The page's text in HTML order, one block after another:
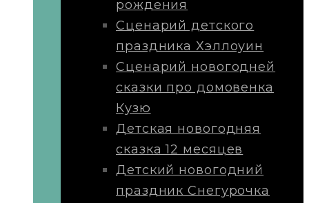
рождения
Сценарий детского
праздника Хэллоуин
Сценарий новогодней
сказки про домовенка
Кузю
Детская новогодняя
сказка 12 месяцев
Детский новогодний
праздник Снегурочка